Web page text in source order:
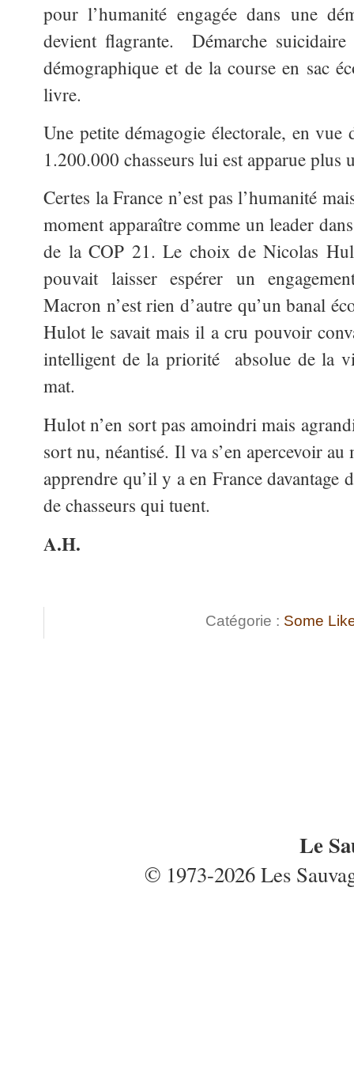
pour l’humanité engagée dans une
devient flagrante. Démarche
démographique et de la course en sac
livre.
Une petite démagogie électorale, en vue
1.200.000 chasseurs lui est apparue plus
Certes la France n’est pas l’humanité
moment apparaître comme un leader
de la COP 21. Le choix de Nicolas
pouvait laisser espérer un
Macron n’est rien d’autre qu’un banal
Hulot le savait mais il a cru pouvoir
intelligent de la priorité absolue de la
mat.
Hulot n’en sort pas amoindri mais
sort nu, néantisé. Il va s’en apercevoir
apprendre qu’il y a en France davantage
de chasseurs qui tuent.
A.H.
Catégorie : Some
Le
© 1973-2026 Les